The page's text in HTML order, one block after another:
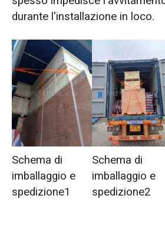
durante l'installazione in loco.
Schema di
imballaggio e
spedizione1
Schema di
imballaggio e
spedizione2